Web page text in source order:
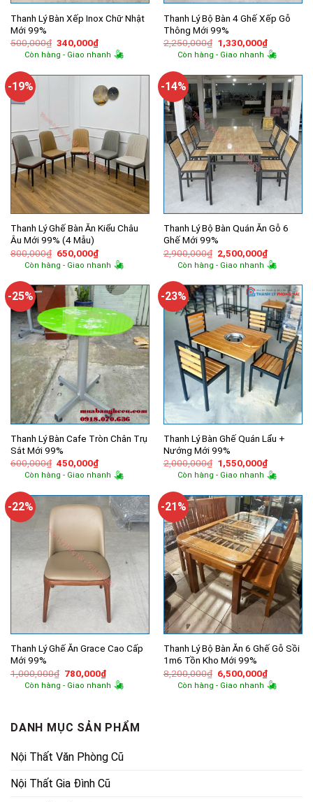
Thanh Lý Bàn Xếp Inox Chữ Nhật
Mới 99%
500,000₫ Giá
gốc
là:
340,000₫Giá
hiện
tại
340,000₫.
Còn hàng - Giao nhanh
Thanh Lý Bộ Bàn 4 Ghế Xếp Gỗ
Thông Mới 99%
2,250,000₫ Giá
gốc
là:
1,330,000₫Giá
hiện
tại
Còn hàng - Giao nhanh
-19%
Thanh Lý Ghế Bàn Ăn Kiểu Châu
Âu Mới 99% (4 Mẫu)
800,000₫ Giá
gốc
là:
650,000₫Giá
hiện
tại
650,000₫.
Còn hàng - Giao nhanh
-14%
Thanh Lý Bộ Bàn Quán Ăn Gỗ 6
Ghế Mới 99%
2,900,000₫ Giá
gốc
là:
2,500,000₫Giá
hiện
tại
Còn hàng - Giao nhanh
-25%
Thanh Lý Bàn Cafe Tròn Chân Trụ
Sắt Mới 99%
600,000₫ Giá
gốc
là:
450,000₫Giá
hiện
tại
450,000₫.
Còn hàng - Giao nhanh
-23%
Thanh Lý Bàn Ghế Quán Lẩu +
Nướng Mới 99%
2,000,000₫ Giá
gốc
là:
1,550,000₫Giá
hiện
tại
Còn hàng - Giao nhanh
-22%
Thanh Lý Ghế Ăn Grace Cao Cấp
Mới 99%
1,000,000₫ Giá
gốc
là:
780,000₫Giá
hiện
tại
Còn hàng - Giao nhanh
-21%
Thanh Lý Bộ Bàn Ăn 6 Ghế Gỗ Sồi
1m6 Tồn Kho Mới 99%
8,200,000₫ Giá
gốc
là:
6,500,000₫Giá
hiện
tại
Còn hàng - Giao nhanh
DANH MỤC SẢN PHẨM
Nội Thất Văn Phòng Cũ
Nội Thất Gia Đình Cũ